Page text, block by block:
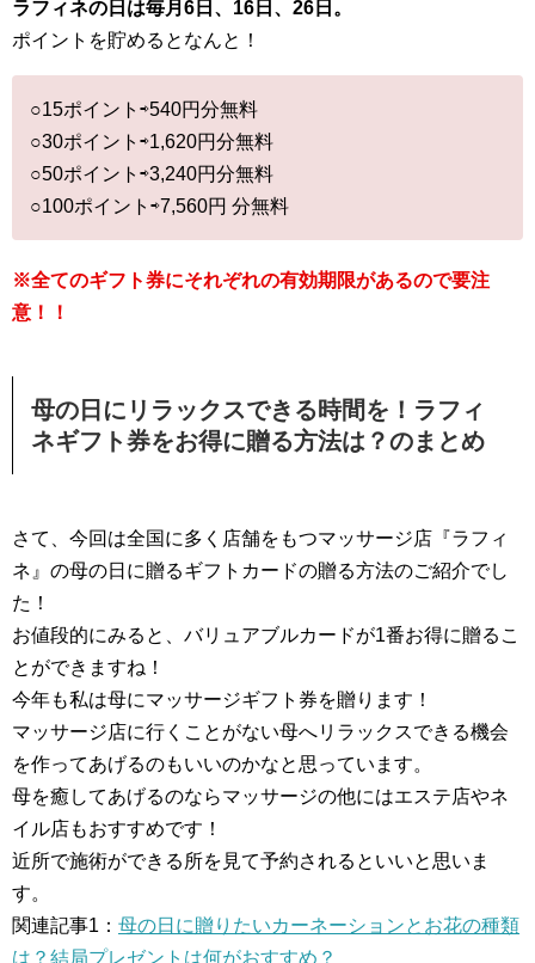
ラフィネの日は毎月6日、16日、26日。
ポイントを貯めるとなんと！
○15ポイント⇨540円分無料
○30ポイント⇨1,620円分無料
○50ポイント⇨3,240円分無料
○100ポイント⇨7,560円 分無料
※全てのギフト券にそれぞれの有効期限があるので要注
意！！
母の日にリラックスできる時間を！ラフィ
ネギフト券をお得に贈る方法は？のまとめ
さて、今回は全国に多く店舗をもつマッサージ店『ラフィ
ネ』の母の日に贈るギフトカードの贈る方法のご紹介でし
た！
お値段的にみると、バリュアブルカードが1番お得に贈るこ
とができますね！
今年も私は母にマッサージギフト券を贈ります！
マッサージ店に行くことがない母へリラックスできる機会
を作ってあげるのもいいのかなと思っています。
母を癒してあげるのならマッサージの他にはエステ店やネ
イル店もおすすめです！
近所で施術ができる所を見て予約されるといいと思いま
す。
関連記事1： 母の日に贈りたいカーネーションとお花の種類
は？結局プレゼントは何がおすすめ？